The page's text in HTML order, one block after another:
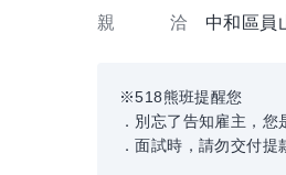
親 洽 中和區員
※518熊班提醒您
．別忘了告知雇主，您
．面試時，請勿交付